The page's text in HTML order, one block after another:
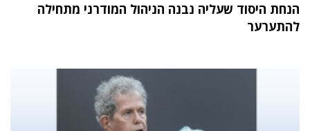
הנחת היסוד שעליה נבנה הניהול המודרני מתחילה
להתערער